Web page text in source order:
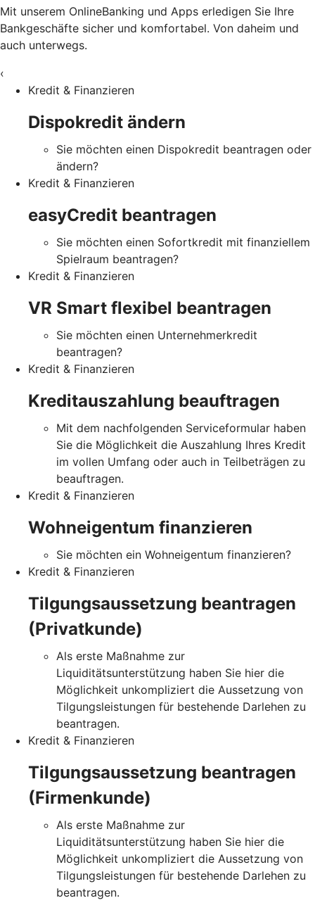
Mit unserem OnlineBanking und Apps erledigen Sie Ihre
Bankgeschäfte sicher und komfortabel. Von daheim und
auch unterwegs.
‹
Kredit & Finanzieren
Dispokredit ändern
Sie möchten einen Dispokredit beantragen oder
ändern?
Kredit & Finanzieren
easyCredit beantragen
Sie möchten einen Sofortkredit mit finanziellem
Spielraum beantragen?
Kredit & Finanzieren
VR Smart flexibel beantragen
Sie möchten einen Unternehmerkredit
beantragen?
Kredit & Finanzieren
Kreditauszahlung beauftragen
Mit dem nachfolgenden Serviceformular haben
Sie die Möglichkeit die Auszahlung Ihres Kredit
im vollen Umfang oder auch in Teilbeträgen zu
beauftragen.
Kredit & Finanzieren
Wohneigentum finanzieren
Sie möchten ein Wohneigentum finanzieren?
Kredit & Finanzieren
Tilgungsaussetzung beantragen
(Privatkunde)
Als erste Maßnahme zur
Liquiditätsunterstützung haben Sie hier die
Möglichkeit unkompliziert die Aussetzung von
Tilgungsleistungen für bestehende Darlehen zu
beantragen.
Kredit & Finanzieren
Tilgungsaussetzung beantragen
(Firmenkunde)
Als erste Maßnahme zur
Liquiditätsunterstützung haben Sie hier die
Möglichkeit unkompliziert die Aussetzung von
Tilgungsleistungen für bestehende Darlehen zu
beantragen.